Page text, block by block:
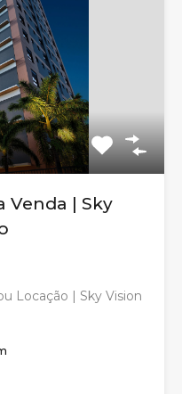
Venda | Sky
Locação | Sky Vision